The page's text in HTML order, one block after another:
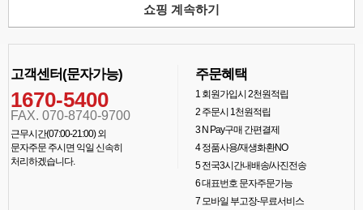
쇼핑 계속하기
고객센터(문자가능)
1670-5400
FAX. 070-8740-9700
근무시간(07:00-21:00) 외
문자주문 주시면 익일 신속히
처리하겠습니다.
주문혜택
1회원가입시 2천원적립
2주문시 1천원적립
3N Pay구매 간편결제
4정품사용/재생화환NO
5전국3시간내배송/사진전송
6대표번호 문자주문가능
7모바일 부고장-무료서비스